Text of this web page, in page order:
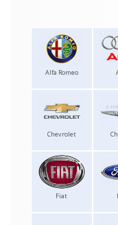
Alfa Romeo
Chevrolet
Fiat